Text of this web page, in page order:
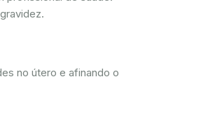
no útero e afinando o